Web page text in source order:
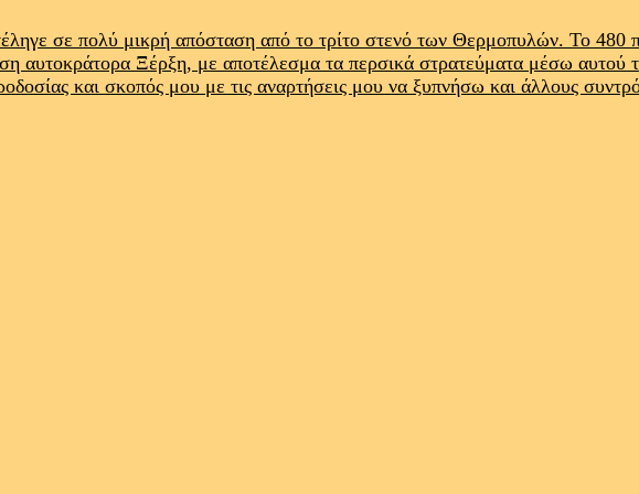
σε πολύ μικρή απόσταση από το τρίτο στενό των Θερμοπυλών. Το
αυτοκράτορα Ξέρξη, με αποτέλεσμα τα περσικά στρατεύματα μέσω αυτού
και σκοπός μου με τις αναρτήσεις μου να ξυπνήσω και άλλους